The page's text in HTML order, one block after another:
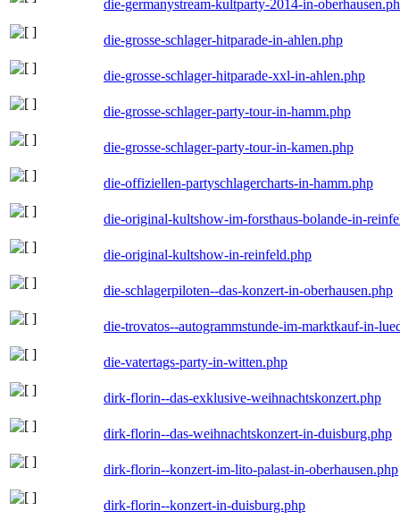
die-germanystream-kultparty-2014-in-
die-grosse-schlager-hitparade-in-ahlen.php
die-grosse-schlager-hitparade-xxl-in-ahlen.php
die-grosse-schlager-party-tour-in-hamm.php
die-grosse-schlager-party-tour-in-kamen.php
die-offiziellen-partyschlagercharts-in-hamm.php
die-original-kultshow-im-forsthaus-bolande-in-
die-original-kultshow-in-reinfeld.php
die-schlagerpiloten--das-konzert-in-oberhausen.php
die-trovatos--autogrammstunde-im-marktkauf-in-
die-vatertags-party-in-witten.php
dirk-florin--das-exklusive-weihnachtskonzert.php
dirk-florin--das-weihnachtskonzert-in-duisburg.php
dirk-florin--konzert-im-lito-palast-in-oberhausen.php
dirk-florin--konzert-in-duisburg.php